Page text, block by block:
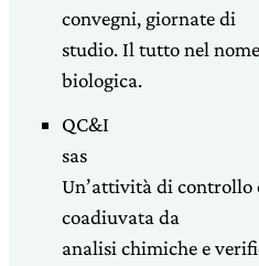
convegni, giornate di
studio. Il tutto nel
biologica.
QC&I
sas
Un’attività di controllo
coadiuvata da
analisi chimiche e